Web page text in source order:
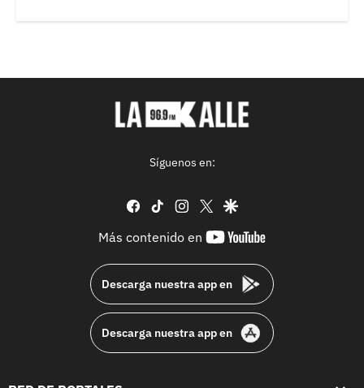
Síguenos en:
facebook
tiktok instagram
twittergoogle
Más contenido en
youtube-
Descarga nuestra app en
Descarga nuestra app en